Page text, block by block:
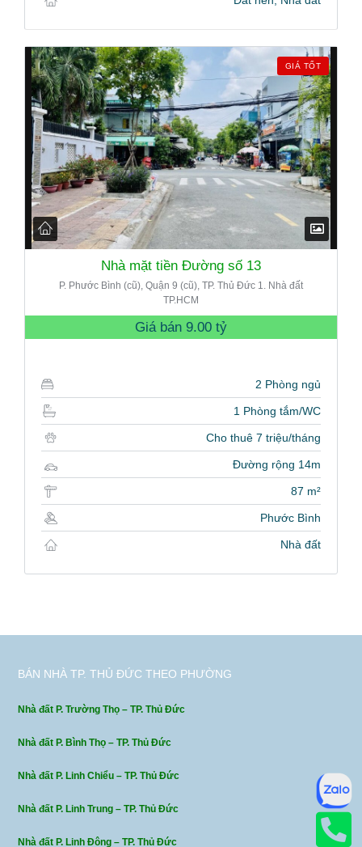
GIÁ TỐT
Nhà mặt tiền Đường số 13
P. Phước Bình (cũ), Quận 9 (cũ), TP. Thủ Đức 1. Nhà đất
TP.HCM
Giá bán 9.00 tỷ
2 Phòng ngủ
1 Phòng tắm/WC
Cho thuê 7 triệu/tháng
Đường rộng 14m
87 m²
Phước Bình
Nhà đất
BÁN NHÀ TP. THỦ ĐỨC THEO PHƯỜNG
Nhà đất P. Trường Thọ – TP. Thủ Đức
Nhà đất P. Bình Thọ – TP. Thủ Đức
Nhà đất P. Linh Chiểu – TP. Thủ Đức
Nhà đất P. Linh Trung – TP. Thủ Đức
Nhà đất P. Linh Đông – TP. Thủ Đức